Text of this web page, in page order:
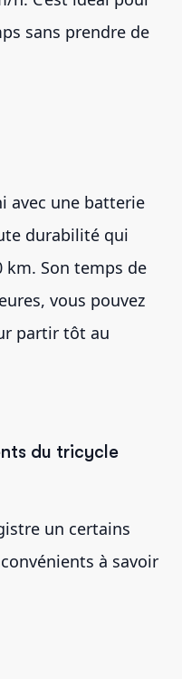
sans prendre de
avec une batterie
durabilité qui
Son temps de
vous pouvez
partir tôt au
du tricycle
un certains
à savoir